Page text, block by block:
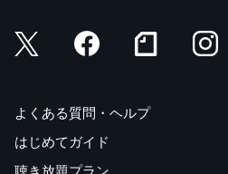
よくある質問・ヘルプ
はじめてガイド